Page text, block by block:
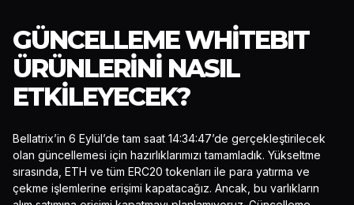
GÜNCELLEME WHITEBIT
ÜRÜNLERINI NASIL
ETKILEYECEK?
Bellatrix’in 6 Eylül’de tam saat 14:34:47’de gerçekleştirilecek
olan güncellemesi için hazırlıklarımızı tamamladık. Yükseltme
sırasında, ETH ve tüm ERC20 tokenları ile para yatırma ve
çekme işlemlerine erişimi kapatacağız. Ancak, bu varlıkların